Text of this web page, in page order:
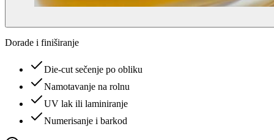
Dorade i finiširanje
Die-cut sečenje po obliku
Namotavanje na rolnu
UV lak ili laminiranje
Numerisanje i barkod